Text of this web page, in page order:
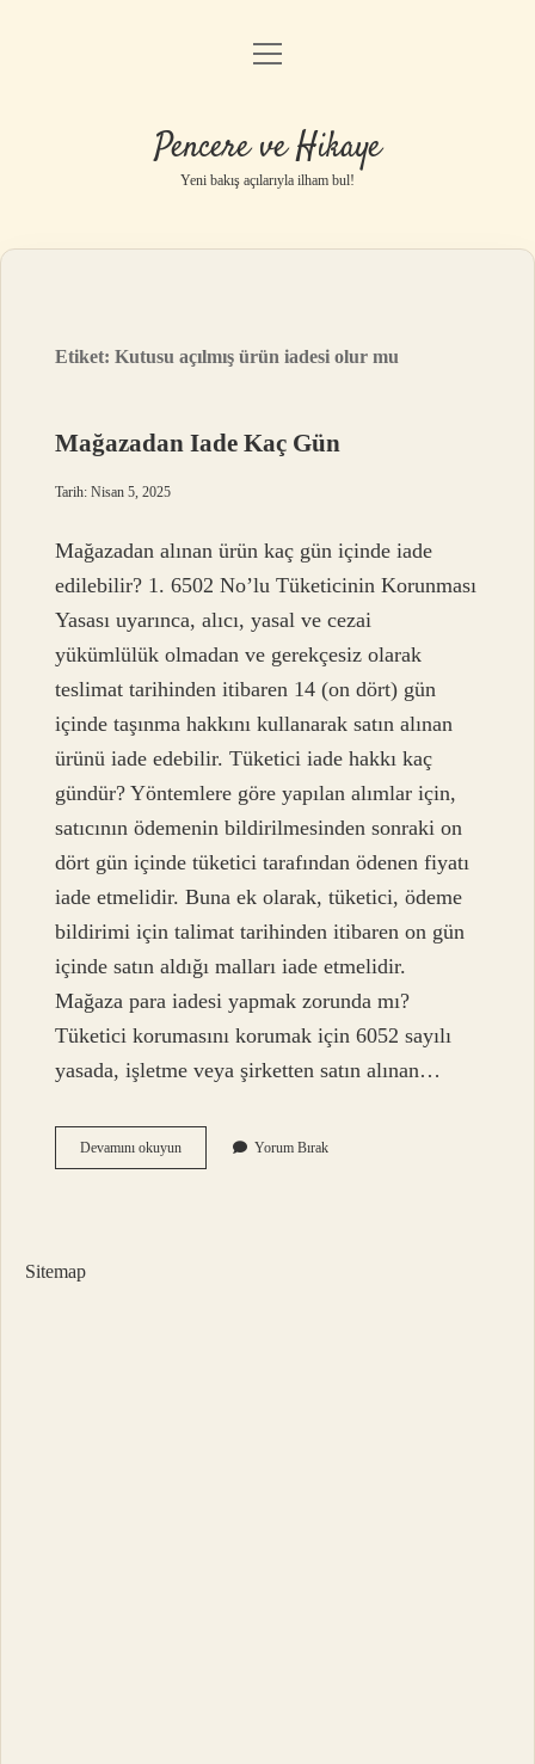
Anasayfa
Yasal Uyarı
menüyü
Pencere ve Hikaye
Yeni bakış açılarıyla ilham bul!
Etiket:Kutusu açılmış ürün iadesi olur mu
Mağazadan Iade Kaç Gün
Tarih: Nisan 5, 2025
Mağazadan alınan ürün kaç gün içinde iade
edilebilir? 1. 6502 No’lu Tüketicinin Korunması
Yasası uyarınca, alıcı, yasal ve cezai
yükümlülük olmadan ve gerekçesiz olarak
teslimat tarihinden itibaren 14 (on dört) gün
içinde taşınma hakkını kullanarak satın alınan
ürünü iade edebilir. Tüketici iade hakkı kaç
gündür? Yöntemlere göre yapılan alımlar için,
satıcının ödemenin bildirilmesinden sonraki on
dört gün içinde tüketici tarafından ödenen fiyatı
iade etmelidir. Buna ek olarak, tüketici, ödeme
bildirimi için talimat tarihinden itibaren on gün
içinde satın aldığı malları iade etmelidir.
Mağaza para iadesi yapmak zorunda mı?
Tüketici korumasını korumak için 6052 sayılı
yasada, işletme veya şirketten satın alınan…
Devamını okuyunMağazadan
Iade
Yorum Bırak
Sitemap